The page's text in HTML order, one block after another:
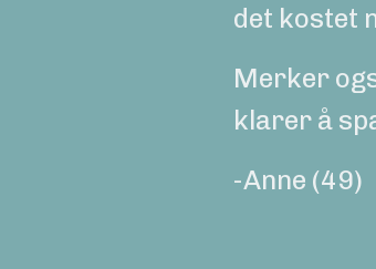
det kostet
Merker
klarer å
-Anne (49)